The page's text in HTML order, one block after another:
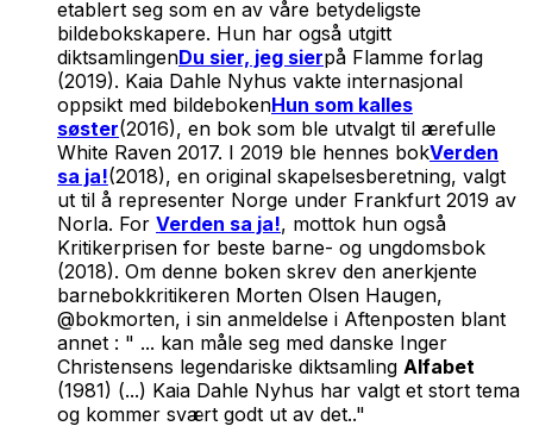
etablert seg som en av våre betydeligste
bildebokskapere. Hun har også utgitt
diktsamlingenDu sier, jeg sierpå Flamme forlag
(2019). Kaia Dahle Nyhus vakte internasjonal
oppsikt med bildebokenHun som kalles
søster(2016), en bok som ble utvalgt til ærefulle
White Raven 2017. I 2019 ble hennes bokVerden
sa ja!(2018), en original skapelsesberetning, valgt
ut til å representer Norge under Frankfurt 2019 av
Norla. For Verden sa ja!, mottok hun også
Kritikerprisen for beste barne- og ungdomsbok
(2018). Om denne boken skrev den anerkjente
barnebokkritikeren Morten Olsen Haugen,
@bokmorten, i sin anmeldelse i Aftenposten blant
annet : " ... kan måle seg med danske Inger
Christensens legendariske diktsamling Alfabet
(1981) (...) Kaia Dahle Nyhus har valgt et stort tema
og kommer svært godt ut av det.."